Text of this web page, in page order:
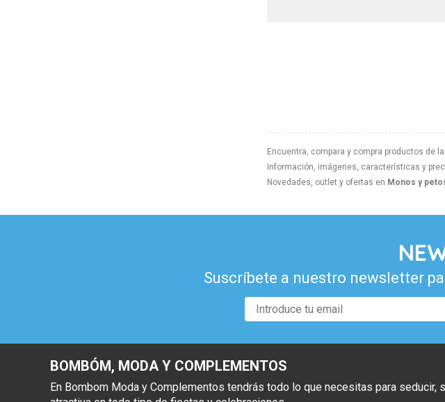
Encuentra, compara y compra productos de
Información, imágenes, características y
Novedades, outlet y ofertas en Monos y
Suscríbete a nuestro newsletter
BOMBÓM, MODA Y COMPLEMENTOS
En Bombom Moda y Complementos tendrás todo lo que necesitas para seducir,